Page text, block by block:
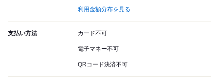
利用金額分布を見る
支払い方法 カード不可
電子マネー不可
QRコード決済不可